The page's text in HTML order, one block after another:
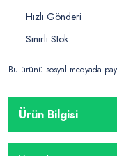
Hızlı Gönderi
Sınırlı Stok
Bu ürünü sosyal medyada
Ürün Bilgisi